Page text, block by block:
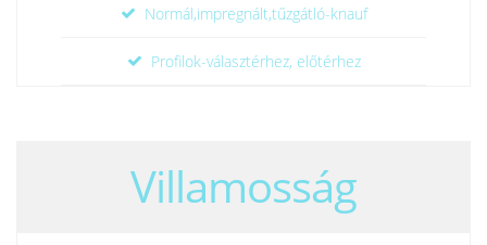
Normál,impregnált,tűzgátló-knauf
Profilok-választérhez, előtérhez
Villamosság